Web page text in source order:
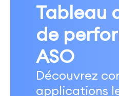
Tableau
de
ASO
Découvrez
applications